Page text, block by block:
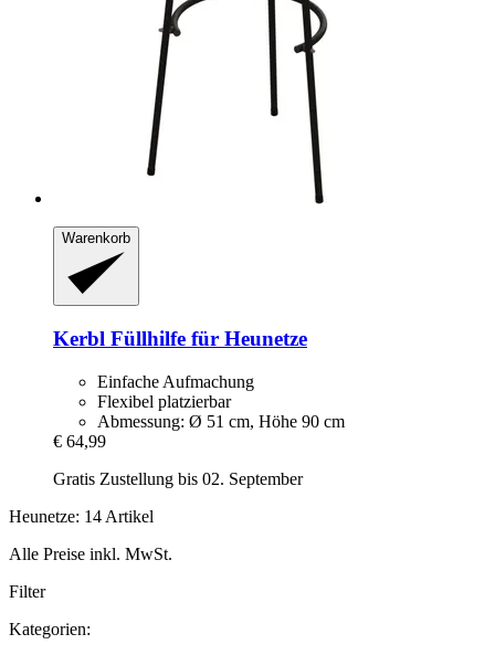
Warenkorb
Kerbl Füllhilfe für Heunetze
Einfache Aufmachung
Flexibel platzierbar
Abmessung: Ø 51 cm, Höhe 90 cm
€ 64,99
Gratis Zustellung bis 02. September
Heunetze: 14 Artikel
Alle Preise inkl. MwSt.
Filter
Kategorien: